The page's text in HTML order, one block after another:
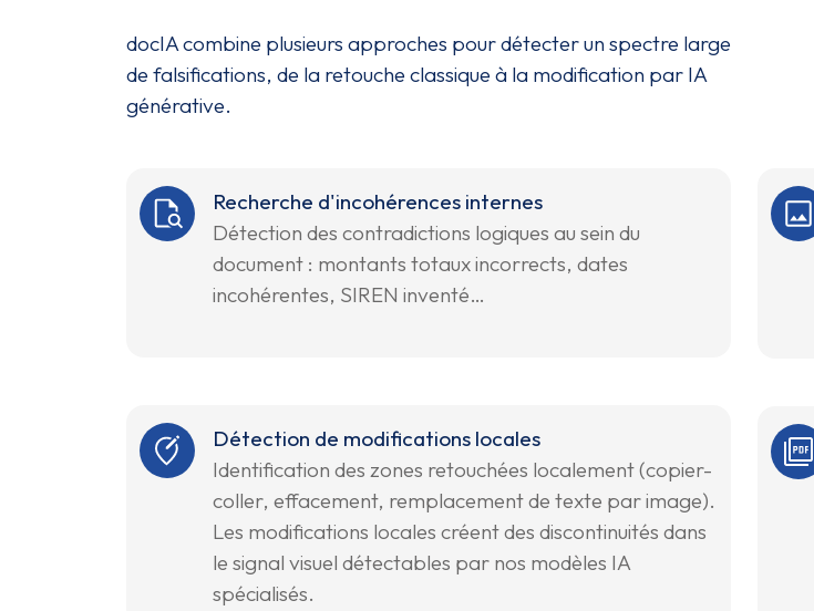
docIA combine plusieurs approches pour détecter un spectre large
de falsifications, de la retouche classique à la modification par IA
générative.
Recherche d'incohérences internes
Détection des contradictions logiques au sein du
document : montants totaux incorrects, dates
incohérentes, SIREN inventé…
Détection de modifications locales
Identification des zones retouchées localement (copier-
coller, effacement, remplacement de texte par image).
Les modifications locales créent des discontinuités dans
le signal visuel détectables par nos modèles IA
spécialisés.